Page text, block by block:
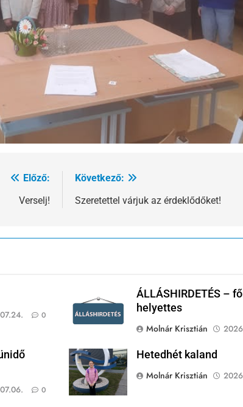
Előző:
Verselj!
Következő:
Szeretettel várjuk az érdeklődőket!
0
ÁLLÁSHIRDETÉS –
helyettes
Molnár Krisztián
0
Hetedhét kaland
Molnár Krisztián